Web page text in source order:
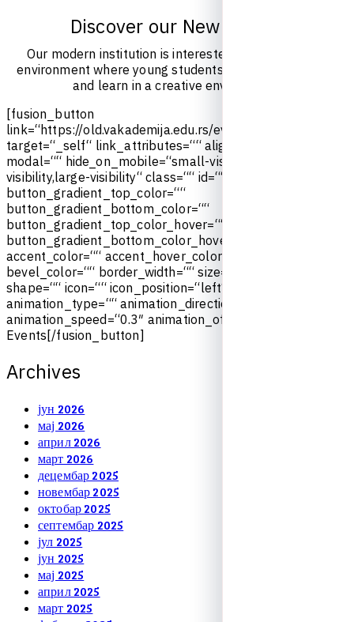
Discover our New
Our modern institution is intereste
environment where young students
and learn in a creative env
[fusion button
lin k=“https://old.vakademija.edu.rs/ev
target=“ self“ link _attributes=““ alig
modal=““ hide _on_ mo bile=“small-vis
visibility,large-visi bility“ class=““ id=““
button _gradient top _color=““
button _gradient bottom_ color=““
button _gradient top _color_ hover=““
button _gradient bottom_ color_ hove
accent _color=““ accent hover_ color=
bevel_color=““ border_ widt h=““ size=
s hape=““ icon=““ icon position=“left“
animation type=““ animation directio
animation speed =“0.3″ animation of
Events [/fusion button]
Archives
јун 2026
мај 2026
април 2026
март 2026
децембар 2025
новембар 2025
октобар 2025
септембар 2025
јул 2025
јун 2025
мај 2025
април 2025
март 2025